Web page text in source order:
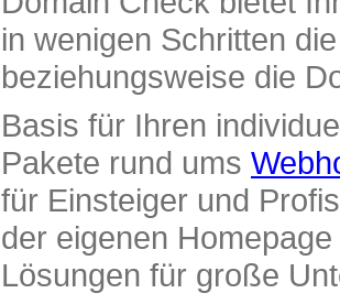
in wenigen Schritten
beziehungsweise die
Basis für Ihren
Pakete rund ums
für Einsteiger und
der eigenen
Lösungen für große